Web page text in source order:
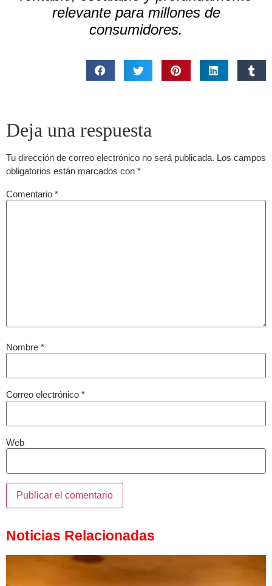
relevante para millones de
consumidores.
Deja una respuesta
Tu dirección de correo electrónico no será publicada. Los campos
obligatorios están marcados con *
Comentario *
Nombre *
Correo electrónico *
Web
Noticias Relacionadas